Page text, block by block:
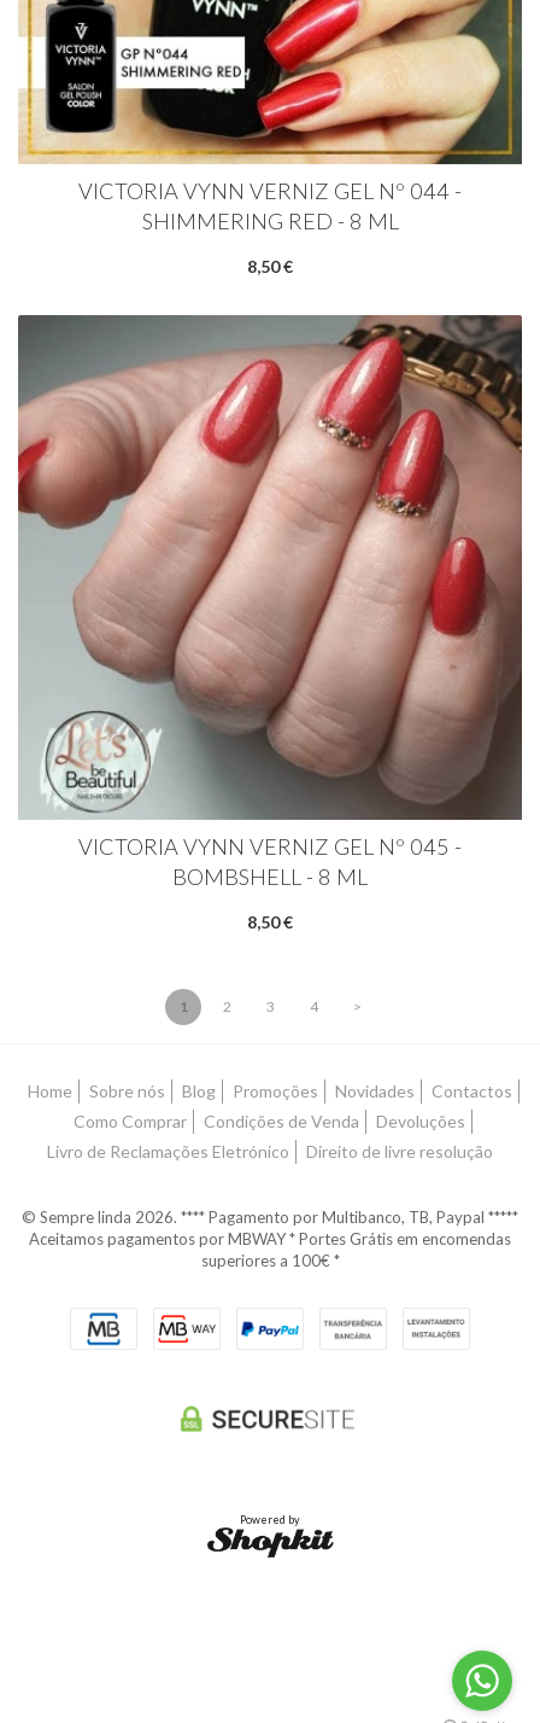
VICTORIA VYNN VERNIZ GEL Nº 044 -
SHIMMERING RED - 8 ML
8,50 €
VICTORIA VYNN VERNIZ GEL Nº 045 -
BOMBSHELL - 8 ML
8,50 €
1 2 3 4 >
Home Sobre nós Blog Promoções Novidades
Contactos
Como Comprar
Condições de Venda
Devoluções
Livro de Reclamações Eletrónico
Direito de livre resolução
© Sempre linda 2026. **** Pagamento por Multibanco, TB, Paypal *****
Aceitamos pagamentos por MBWAY * Portes Grátis em encomendas
superiores a 100€ *
Powered by